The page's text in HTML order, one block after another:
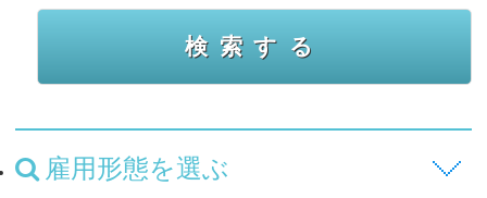
雇用形態を選ぶ